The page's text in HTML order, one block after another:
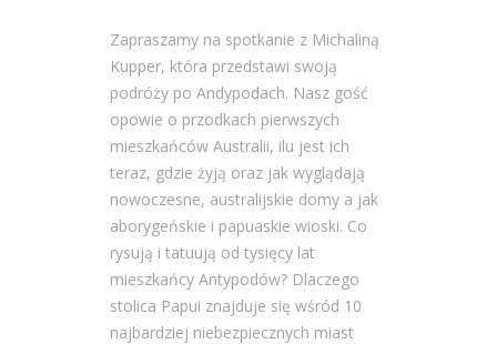
Zapraszamy na spotkanie z Michaliną
Kupper, która przedstawi swoją
podróży po Andypodach. Nasz gość
opowie o przodkach pierwszych
mieszkańców Australii, ilu jest ich
teraz, gdzie żyją oraz jak wyglądają
nowoczesne, australijskie domy a jak
aborygeńskie i papuaskie wioski. Co
rysują i tatuują od tysięcy lat
mieszkańcy Antypodów? Dlaczego
stolica Papui znajduje się wśród 10
najbardziej niebezpiecznych miast